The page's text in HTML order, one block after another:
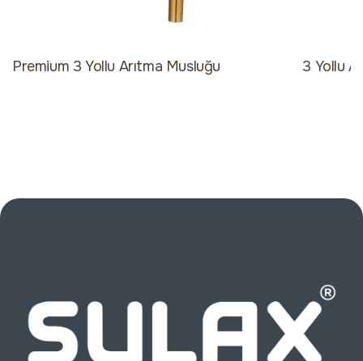
Premium 3 Yollu Arıtma Musluğu 3 Yollu